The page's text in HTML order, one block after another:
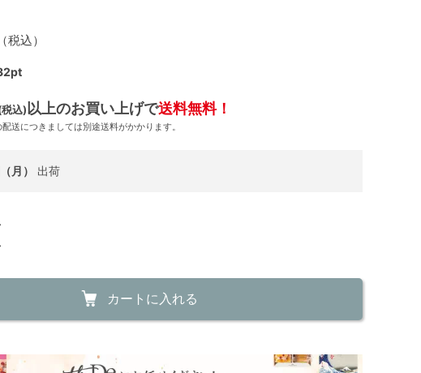
（税込）
込) 以上のお買い上げで送料無料！
送につきましては別途送料がかかります。
月） 出荷
カートに入れる